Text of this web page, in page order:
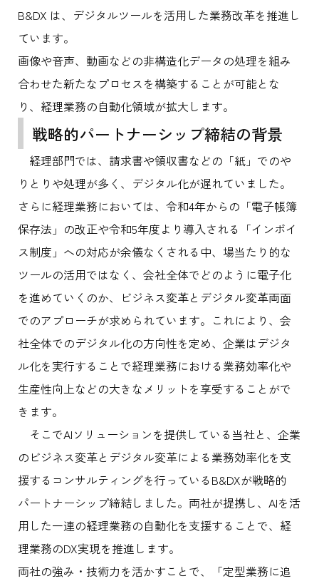
B&DX は、デジタルツールを活用した業務改革を推進し
ています。
画像や音声、動画などの非構造化データの処理を組み
合わせた新たなプロセスを構築することが可能とな
り、経理業務の自動化領域が拡大します。
戦略的パートナーシップ締結の背景
経理部門では、請求書や領収書などの「紙」でのや
りとりや処理が多く、デジタル化が遅れていました。
さらに経理業務においては、令和4年からの「電子帳簿
保存法」の改正や令和5年度より導入される「インボイ
ス制度」への対応が余儀なくされる中、場当たり的な
ツールの活用ではなく、会社全体でどのように電子化
を進めていくのか、ビジネス変革とデジタル変革両面
でのアプローチが求められています。これにより、会
社全体でのデジタル化の方向性を定め、企業はデジタ
ル化を実行することで経理業務における業務効率化や
生産性向上などの大きなメリットを享受することがで
きます。
そこでAIソリューションを提供している当社と、企業
のビジネス変革とデジタル変革による業務効率化を支
援するコンサルティングを行っているB&DXが戦略的
パートナーシップ締結しました。両社が提携し、AIを活
用した一連の経理業務の自動化を支援することで、経
理業務のDX実現を推進します。
両社の強み・技術力を活かすことで、「定型業務に追